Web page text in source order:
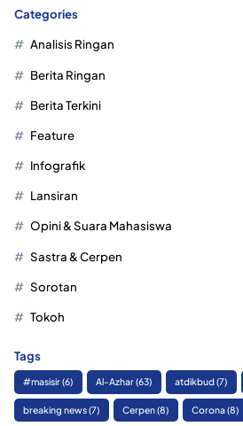
Categories
Analisis Ringan
Berita Ringan
Berita Terkini
Feature
Infografik
Lansiran
Opini & Suara Mahasiswa
Sastra & Cerpen
Sorotan
Tokoh
Tags
#masisir(6) Al-Azhar(63) atdikbud(7)
breaking news(7) Cerpen(8) Corona(8)